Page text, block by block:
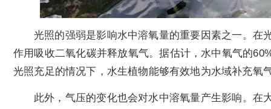
光照的强弱是影响水中溶氧量的重要因素之一。在
作用吸收二氧化碳并释放氧气。据估计，水中氧气的
光照充足的情况下，水生植物能够有效地为水域补充氧
此外，气压的变化也会对水中溶氧量产生影响。在